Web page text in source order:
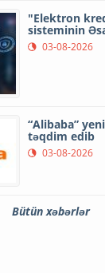
"Elektron
sisteminin
03-08-2026
“Alibaba”
təqdim edib
03-08-2026
Bütün xəbərlər